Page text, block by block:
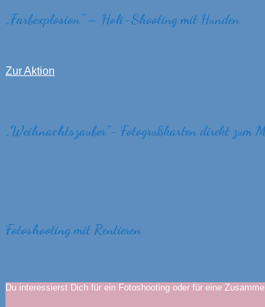
„Farbexplosion“– Holi-Shooting mit Hunden
Zur Aktion
„Weihnachtszauber“- Fotogrußkarten direkt zum
Fotoshooting mit Rentieren
Du interessierst Dich für ein Fotoshooting oder für eine